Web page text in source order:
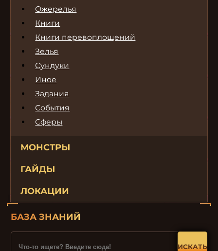
Ожерелья
Книги
Книги перевоплощений
Зелья
Сундуки
Иное
Задания
События
Сферы
МОНСТРЫ
ГАЙДЫ
ЛОКАЦИИ
БАЗА ЗНАНИЙ
ИСКАТЬ